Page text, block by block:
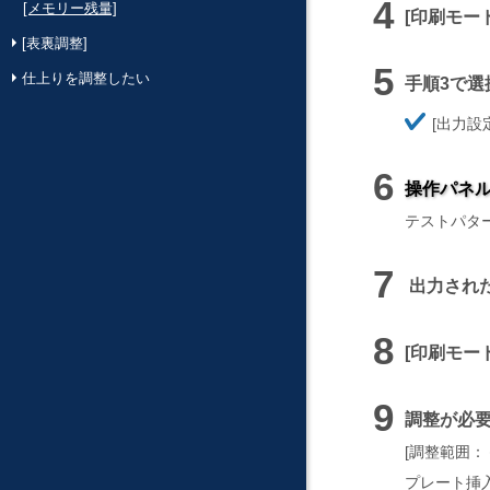
[メモリー残量]
[表裏調整]
仕上りを調整したい
印刷モー
手順3で選
ほ
そ
出力設
操作パネ
テストパタ
出力され
印刷モー
調整が必
調整範囲
プレート挿